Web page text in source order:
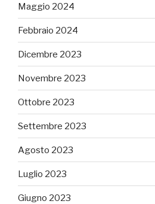
Maggio 2024
Febbraio 2024
Dicembre 2023
Novembre 2023
Ottobre 2023
Settembre 2023
Agosto 2023
Luglio 2023
Giugno 2023